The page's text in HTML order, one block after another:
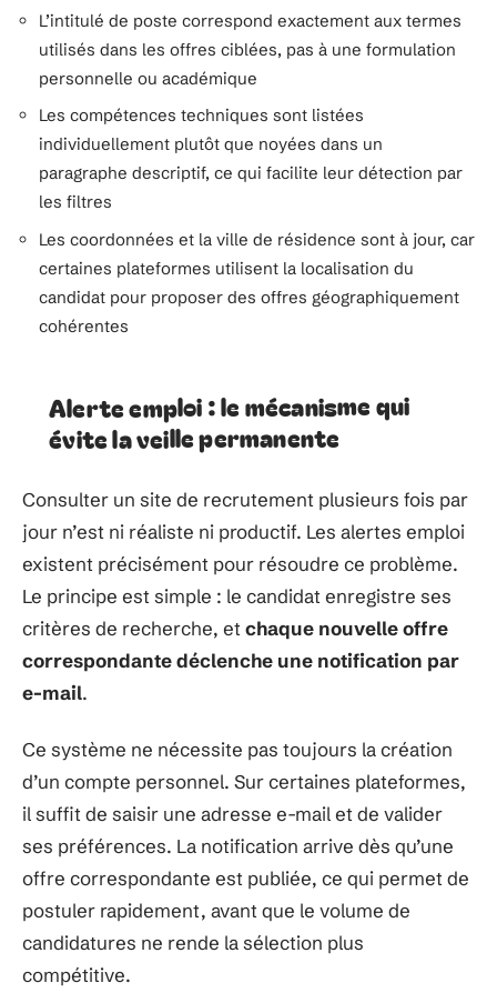
L’intitulé de poste correspond exactement aux termes
utilisés dans les offres ciblées, pas à une formulation
personnelle ou académique
Les compétences techniques sont listées
individuellement plutôt que noyées dans un
paragraphe descriptif, ce qui facilite leur détection par
les filtres
Les coordonnées et la ville de résidence sont à jour, car
certaines plateformes utilisent la localisation du
candidat pour proposer des offres géographiquement
cohérentes
Alerte emploi : le mécanisme qui
évite la veille permanente
Consulter un site de recrutement plusieurs fois par
jour n’est ni réaliste ni productif. Les alertes emploi
existent précisément pour résoudre ce problème.
Le principe est simple : le candidat enregistre ses
critères de recherche, et chaque nouvelle offre
correspondante déclenche une notification par
e-mail.
Ce système ne nécessite pas toujours la création
d’un compte personnel. Sur certaines plateformes,
il suffit de saisir une adresse e-mail et de valider
ses préférences. La notification arrive dès qu’une
offre correspondante est publiée, ce qui permet de
postuler rapidement, avant que le volume de
candidatures ne rende la sélection plus
compétitive.